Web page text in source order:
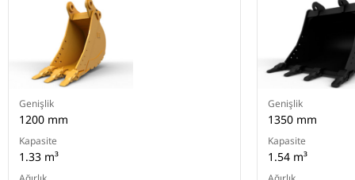
Genişlik
1200 mm
Kapasite
1.33 m³
Genişlik
1350 mm
Kapasite
1.54 m³